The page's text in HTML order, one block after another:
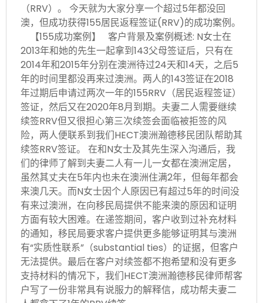
（RRV）。 今天就为大家分享一个超过5年都没回
澳，但成功获得155居民返程签证(RRV)的成功案例。
【155成功案例】 客户背景及案例概述: N女士在
2013年和她的先生一起拿到143父母签证后，只有在
2014年和2015年分别在澳洲待过24天和14天，之后5
年的时间里都没再来过澳洲。两人的143签证在2018
年过期后申请过两次一年的155RRV（居民返程签证）
签证，然后又在2020年8月到期。夫妻二人需要继续
续签RRV但又很担心第三次续签会面临被拒签的风
险，两人便联系到我们HECT澳洲瀚德移民团队帮助其
续签RRV签证。 在和N女士及其先生深入沟通后，我
们的律师了解到夫妻二人有一儿一女都在澳洲定居，
虽然其丈夫在5年内也未在澳洲住满2年，但每年都会
来澳几天。而N女士因个人原因已有超过5年的时间没
有来过澳洲，在向移民局提供不能来澳的原因和证明
方面有较大困难。在递签期间，客户收到过补充材料
的通知，移民局要求客户提供更多能够证明其与澳洲
有“实质性联系”（substantial ties）的证据，但客户
无法提供。最后在客户对续签都不抱希望和没有更多
支持材料的情况下，我们HECT澳洲瀚德移民律师帮客
户写了一份非常具有说服力的解释信，成功帮夫妻二